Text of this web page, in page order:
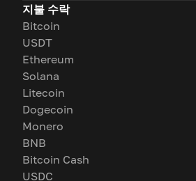
지불 수락
Bitcoin
USDT
Ethereum
Solana
Litecoin
Dogecoin
Monero
BNB
Bitcoin Cash
USDC